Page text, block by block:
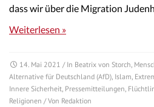
dass wir über die Migration
Weiterlesen »
14. Mai 2021 / In Beatrix von Storch,
Alternative für Deutschland (AfD), Islam,
Innere Sicherheit, Pressemitteilungen,
Religionen / Von Redaktion